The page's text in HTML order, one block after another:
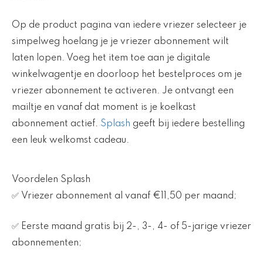
Op de product pagina van iedere vriezer selecteer je
simpelweg hoelang je je vriezer abonnement wilt
laten lopen. Voeg het item toe aan je digitale
winkelwagentje en doorloop het bestelproces om je
vriezer abonnement te activeren. Je ontvangt een
mailtje en vanaf dat moment is je koelkast
abonnement actief. Splash geeft bij iedere bestelling
een leuk welkomst cadeau.
Voordelen Splash
✅ Vriezer abonnement al vanaf €11,50 per maand;
✅ Eerste maand gratis bij 2-, 3-, 4- of 5-jarige vriezer
abonnementen;